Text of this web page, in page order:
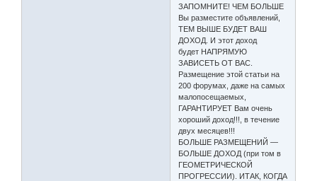
ЗАПОМНИТЕ! ЧЕМ БОЛЬШЕ
Вы разместите объявлений,
ТЕМ ВЫШЕ БУДЕТ ВАШ
ДОХОД. И этот доход
будет НАПРЯМУЮ
ЗАВИСЕТЬ ОТ ВАС.
Размещение этой статьи на
200 форумах, даже на самых
малопосещаемых,
ГАРАНТИРУЕТ Вам очень
хороший доход!!!, в течение
двух месяцев!!!
БОЛЬШЕ РАЗМЕЩЕНИЙ —
БОЛЬШЕ ДОХОД (при том в
ГЕОМЕТРИЧЕСКОЙ
ПРОГРЕССИИ). ИТАК, КОГДА